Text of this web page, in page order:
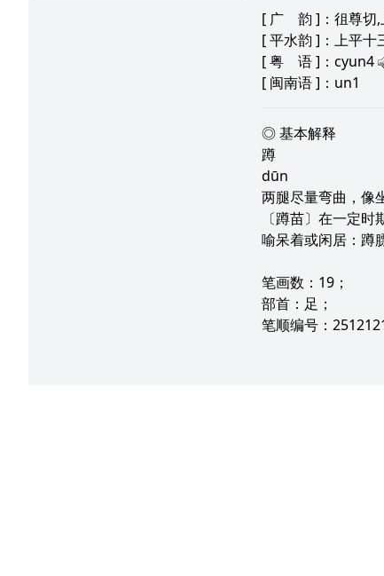
[ 广 韵 ]：徂尊切
[平水韵 ]：上平十
[粤 语]：cyun4
[ 闽南语]：un1
◎ 基本解释
蹲
dūn
两腿尽量弯曲，像
〔蹲苗〕在一定
喻呆着或闲居：蹲
笔画数：19；
部首：足；
笔顺编号：